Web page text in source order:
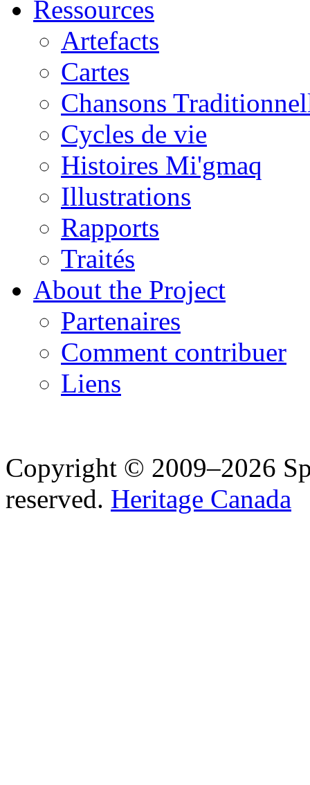
Ressources
Artefacts
Cartes
Chansons
Cycles de vie
Histoires Mi'gmaq
Illustrations
Rapports
Traités
About the Project
Partenaires
Comment contribuer
Liens
Copyright © 2009–2026
reserved. Heritage Canada